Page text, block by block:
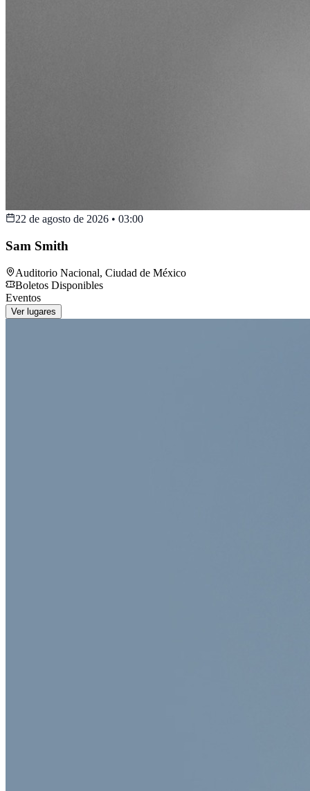
22 de agosto de 2026 • 03:00
Sam Smith
Auditorio Nacional, Ciudad de México
Boletos Disponibles
Eventos
Ver lugares